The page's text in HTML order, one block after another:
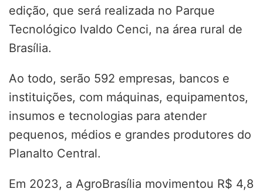
edição, que será realizada no Parque
Tecnológico Ivaldo Cenci, na área rural de
Brasília.
Ao todo, serão 592 empresas, bancos e
instituições, com máquinas, equipamentos,
insumos e tecnologias para atender
pequenos, médios e grandes produtores do
Planalto Central.
Em 2023, a AgroBrasília movimentou R$ 4,8